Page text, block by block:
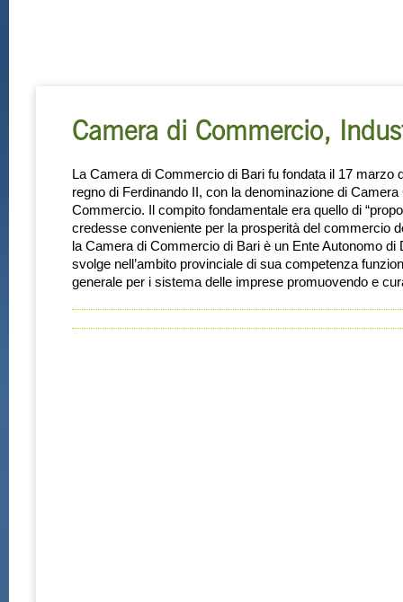
Camera di Commercio,
La Camera di Commercio di Bari fu fondata il 17 marzo
regno di Ferdinando II, con la denominazione di
Commercio. Il compito fondamentale era quello di
credesse conveniente per la prosperità del commercio
la Camera di Commercio di Bari è un Ente Autonomo di
svolge nell’ambito provinciale di sua competenza
generale per i sistema delle imprese promuovendo e